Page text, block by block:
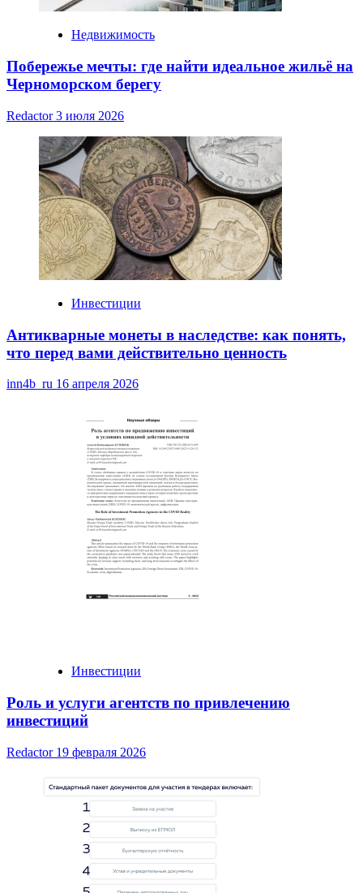
Недвижимость
Побережье мечты: где найти идеальное жильё на
Черноморском берегу
Redactor3 июля 2026
Инвестиции
Антикварные монеты в наследстве: как понять,
что перед вами действительно ценность
inn4b_ru 16 апреля 2026
Инвестиции
Роль и услуги агентств по привлечению
инвестиций
Redactor 19 февраля 2026